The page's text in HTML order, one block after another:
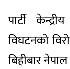
पार्टी
विघटनको
बिहीबार